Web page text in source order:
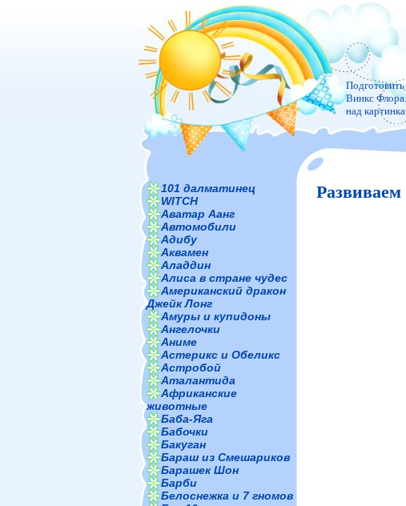
Винкс Флора.
над
101 далматинец
WITCH
Аватар Аанг
Автомобили
Адибу
Аквамен
Аладдин
Алиса в стране чудес
Американский дракон
Джейк Лонг
Амуры и купидоны
Ангелочки
Аниме
Астерикс и Обеликс
Астробой
Аталантида
Африканские
животные
Баба-Яга
Бабочки
Бакуган
Бараш из Смешариков
Барашек Шон
Барби
Белоснежка и 7 гномов